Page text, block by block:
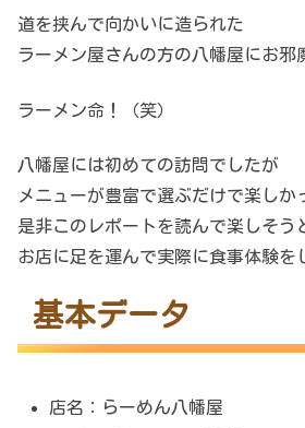
道を挟んで向かいに造られた
ラーメン屋さんの方の八幡屋にお邪
ラーメン命！（笑）
八幡屋には初めての訪問でしたが
メニューが豊富で選ぶだけで楽しか
是非このレポートを読んで楽しそう
お店に足を運んで実際に食事体験を
基本データ
店名：らーめん八幡屋